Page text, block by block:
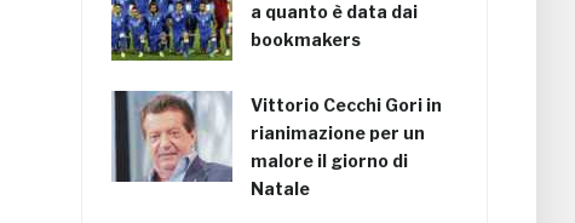
a quanto è data dai
bookmakers
Vittorio Cecchi Gori in
rianimazione per un
malore il giorno di
Natale